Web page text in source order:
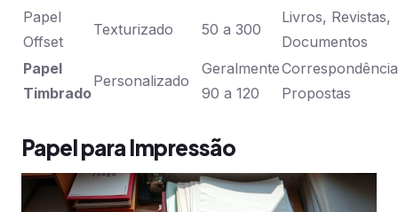
Papel
Offset
Texturizado 50 a 300
Livros, Revistas,
Documentos
Papel
Timbrado
Personalizado
Geralmente
90 a 120
Propostas
Papel para Impressão